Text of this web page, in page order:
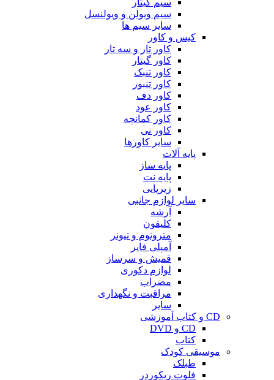
سیم گیتار
سیم ویولن و ویولنسل
سایر سیم ها
کیس و کاور
کاور تار و سه تار
کاور گیتار
کاور تنبک
کاور تنبور
کاور دف
کاور عود
کاور کمانچه
کاور نی
سایر کاورها
پایه آلات
پایه ساز
پایه نت
زیرپایی
سایر لوازم جانبی
آرشه
کلیفون
مترونوم و تیونر
آمپلی فایر
قمیش و سرساز
لوازم دکوری
مضراب
مراقبت و نگهداری
سایر
CD و کتاب آموزشی
CD و DVD
کتاب
موسیقی کودک
طبلک
فلوت ریکوردر